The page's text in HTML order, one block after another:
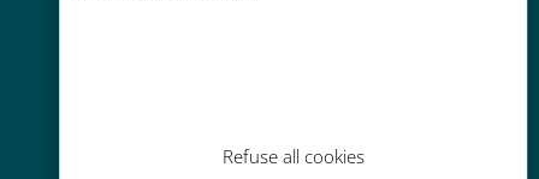
Refuse all cookies
可能